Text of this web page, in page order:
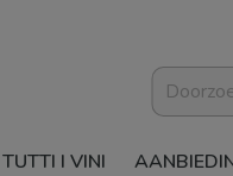
TUTTI I VINI